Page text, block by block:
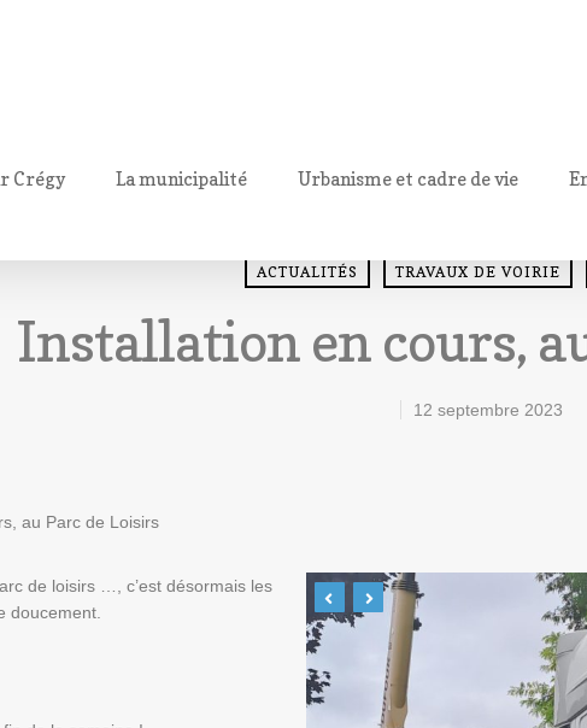
Crégy La municipalité Urbanisme et cadre de vie
ACTUALITÉS TRAVAUX DE VOIRIE
Installation en cours,
12 septembre 2023
au Parc de Loisirs
de loisirs …, c’est désormais les
doucement.